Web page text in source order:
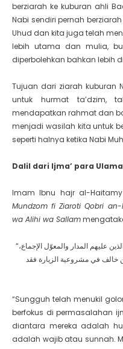
berziarah ke kuburan ahli
Nabi sendiri pernah
Uhud dan kita juga telah
lebih utama dan mulia,
diperbolehkan bahkan lebih
Tujuan dari ziarah kuburan
untuk hurmat ta’dzim,
mendapatkan rahmat dan
menjadi wasilah kita untuk
seperti halnya ketika Nabi
Dalil dari Ijma’ para Ulama
Imam Ibnu hajr al-
Mundzom fi Ziaroti Qobri
wa Alihi wa Sallam
“قد نقل جماعة من الأئمة حملة الشرع الشريف الذين عليهم المدار والمعوّل الإجماع،
خالف في مشروعية الزيارة فقد
“Sungguh telah menukil
berfokus di permasalahan
diantara mereka adalah
adalah wajib atau sunnah.